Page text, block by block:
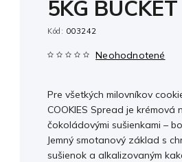
5KG BUCKET
Kód: 003242
Neohodnotené
Pre všetkých milovníkov
COOKIES Spread je
čokoládovými sušienkami –
Jemný smotanový základ s
sušienok a alkalizovaným